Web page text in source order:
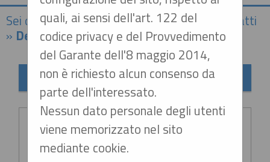
Sei qui: Home»Procedure d'appalto e contratti
» Delibere a contrarre o atto equivalente
quali, ai sensi dell'art. 122 del
codice privacy e del Provvedimento
del Garante dell'8 maggio 2014,
non è richiesto alcun consenso da
parte dell'interessato.
Nessun dato personale degli utenti
viene memorizzato nel sito
mediante cookie.
Delibere a contrarre o atto equivalente
Criteri di ricerca
Stazione
appaltante